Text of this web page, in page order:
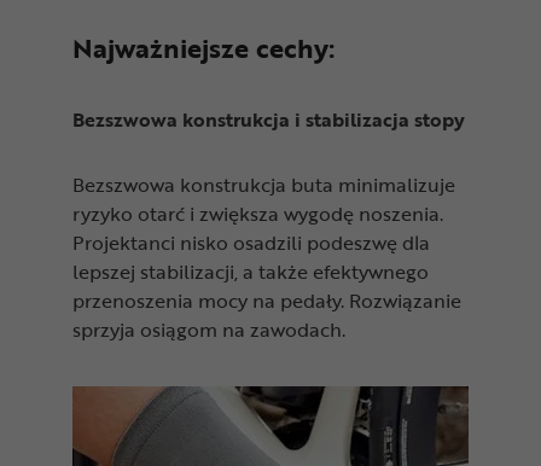
Najważniejsze cechy:
Bezszwowa konstrukcja i stabilizacja stopy
Bezszwowa konstrukcja buta minimalizuje
ryzyko otarć i zwiększa wygodę noszenia.
Projektanci nisko osadzili podeszwę dla
lepszej stabilizacji, a także efektywnego
przenoszenia mocy na pedały. Rozwiązanie
sprzyja osiągom na zawodach.